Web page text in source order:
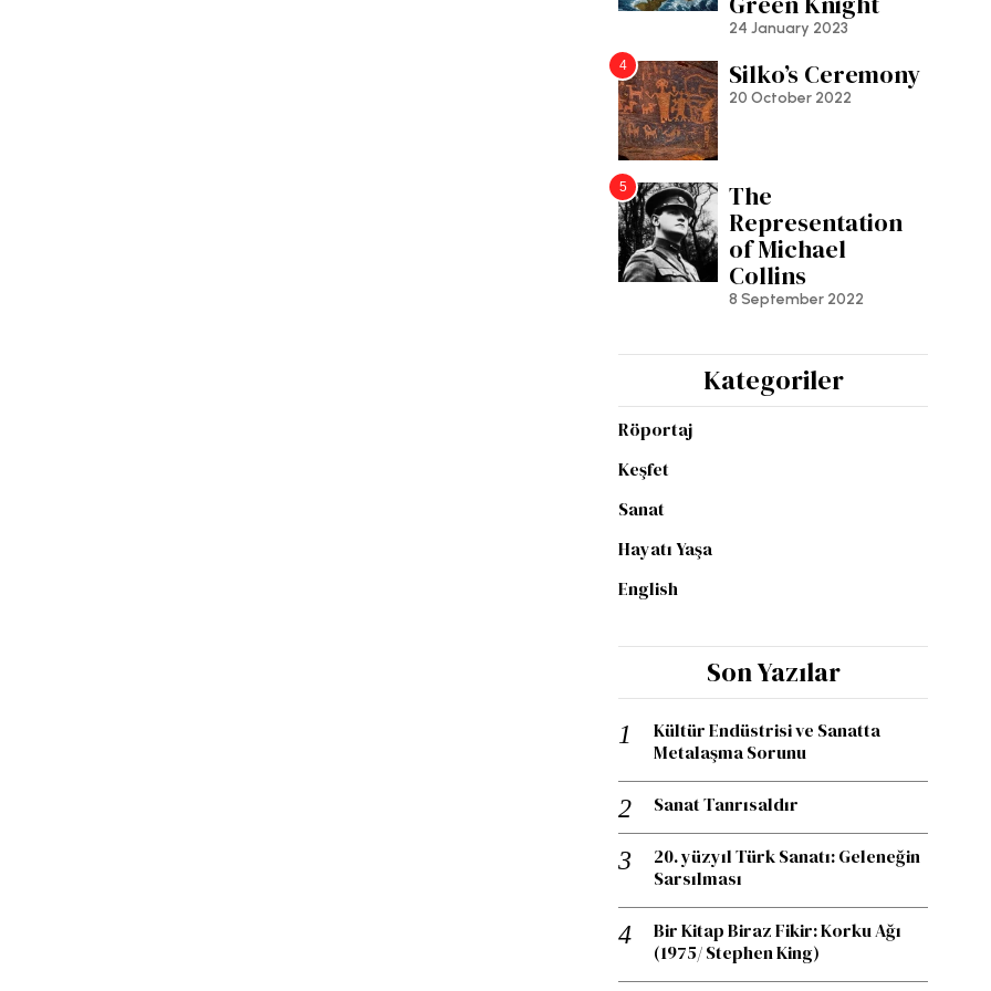
24 January 2023
4 Silko’s Ceremony
20 October 2022
5
The
Representation
of Michael
Collins
8 September 2022
Kategoriler
Röportaj
Keşfet
Sanat
Hayatı Yaşa
English
Son Yazılar
Kültür Endüstrisi ve Sanatta
Metalaşma Sorunu
Sanat Tanrısaldır
20. yüzyıl Türk Sanatı: Geleneğin
Sarsılması
Bir Kitap Biraz Fikir: Korku Ağı
(1975/ Stephen King)